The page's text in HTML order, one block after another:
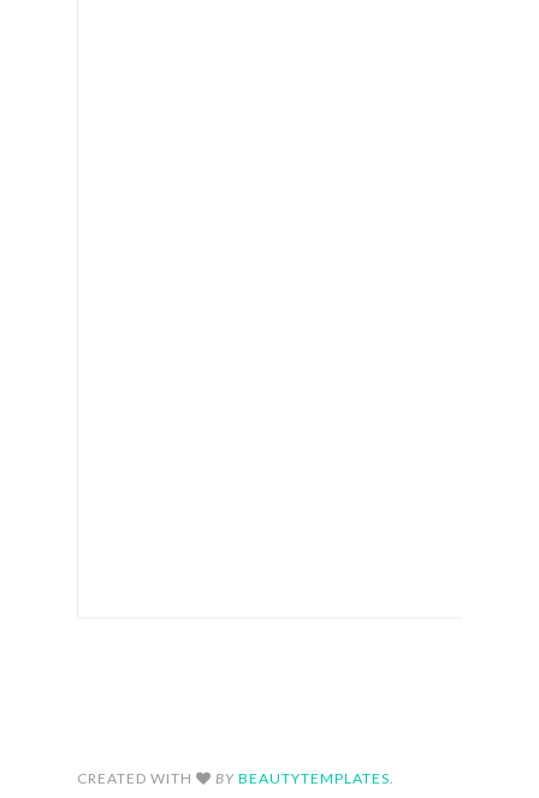
CREATED WITH BY BEAUTYTEMPLATES.